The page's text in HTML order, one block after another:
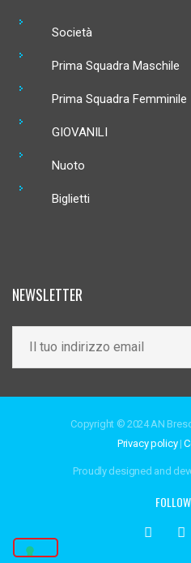
Società
Prima Squadra Maschile
Prima Squadra Femminile
GIOVANILI
Nuoto
Biglietti
NEWSLETTER
Copyright © 2024 AN
Privacy policy|
Proudly designed and